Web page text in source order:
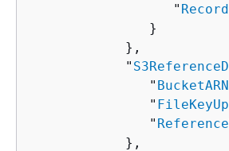
                  "
               }
            },
            "
               "
               "
               "
            },